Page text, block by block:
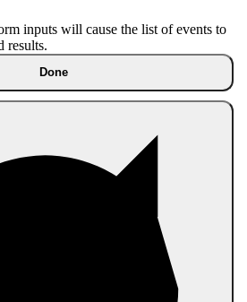
inputs will cause the list of events to
results.
Done